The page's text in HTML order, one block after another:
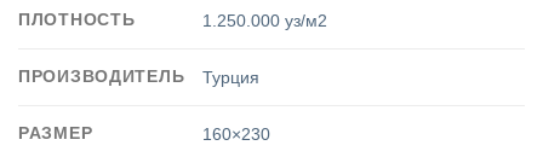
ПЛОТНОСТЬ 1.250.000 уз/м2
ПРОИЗВОДИТЕЛЬ Турция
РАЗМЕР 160×230